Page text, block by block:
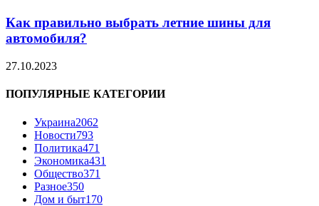
Как правильно выбрать летние шины для
автомобиля?
27.10.2023
ПОПУЛЯРНЫЕ КАТЕГОРИИ
Украина2062
Новости793
Политика471
Экономика431
Общество371
Разное350
Дом и быт170